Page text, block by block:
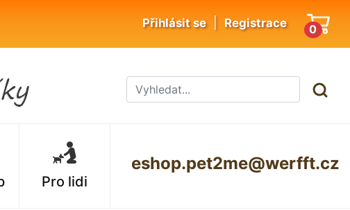
Přihlásit se| Registrace 0
Pro lidi
eshop.pet2me@werfft.cz